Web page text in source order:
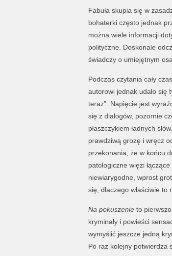
Fabuła skupia się w
bohaterki często jednak
można wiele informacji
polityczne. Doskonale
świadczy o umiejętnym
Podczas czytania cały
autorowi jednak udało się
teraz”. Napięcie jest
się z dialogów, pozornie
płaszczykiem ładnych
prawdziwą grozę i wręcz
przekonania, że w końcu
patologiczne więzi
niewiarygodne, wprost
się, dlaczego właściwie to
Na pokuszenieto
kryminały i powieści
wymyślić jeszcze jedną
Po raz kolejny potwierdza